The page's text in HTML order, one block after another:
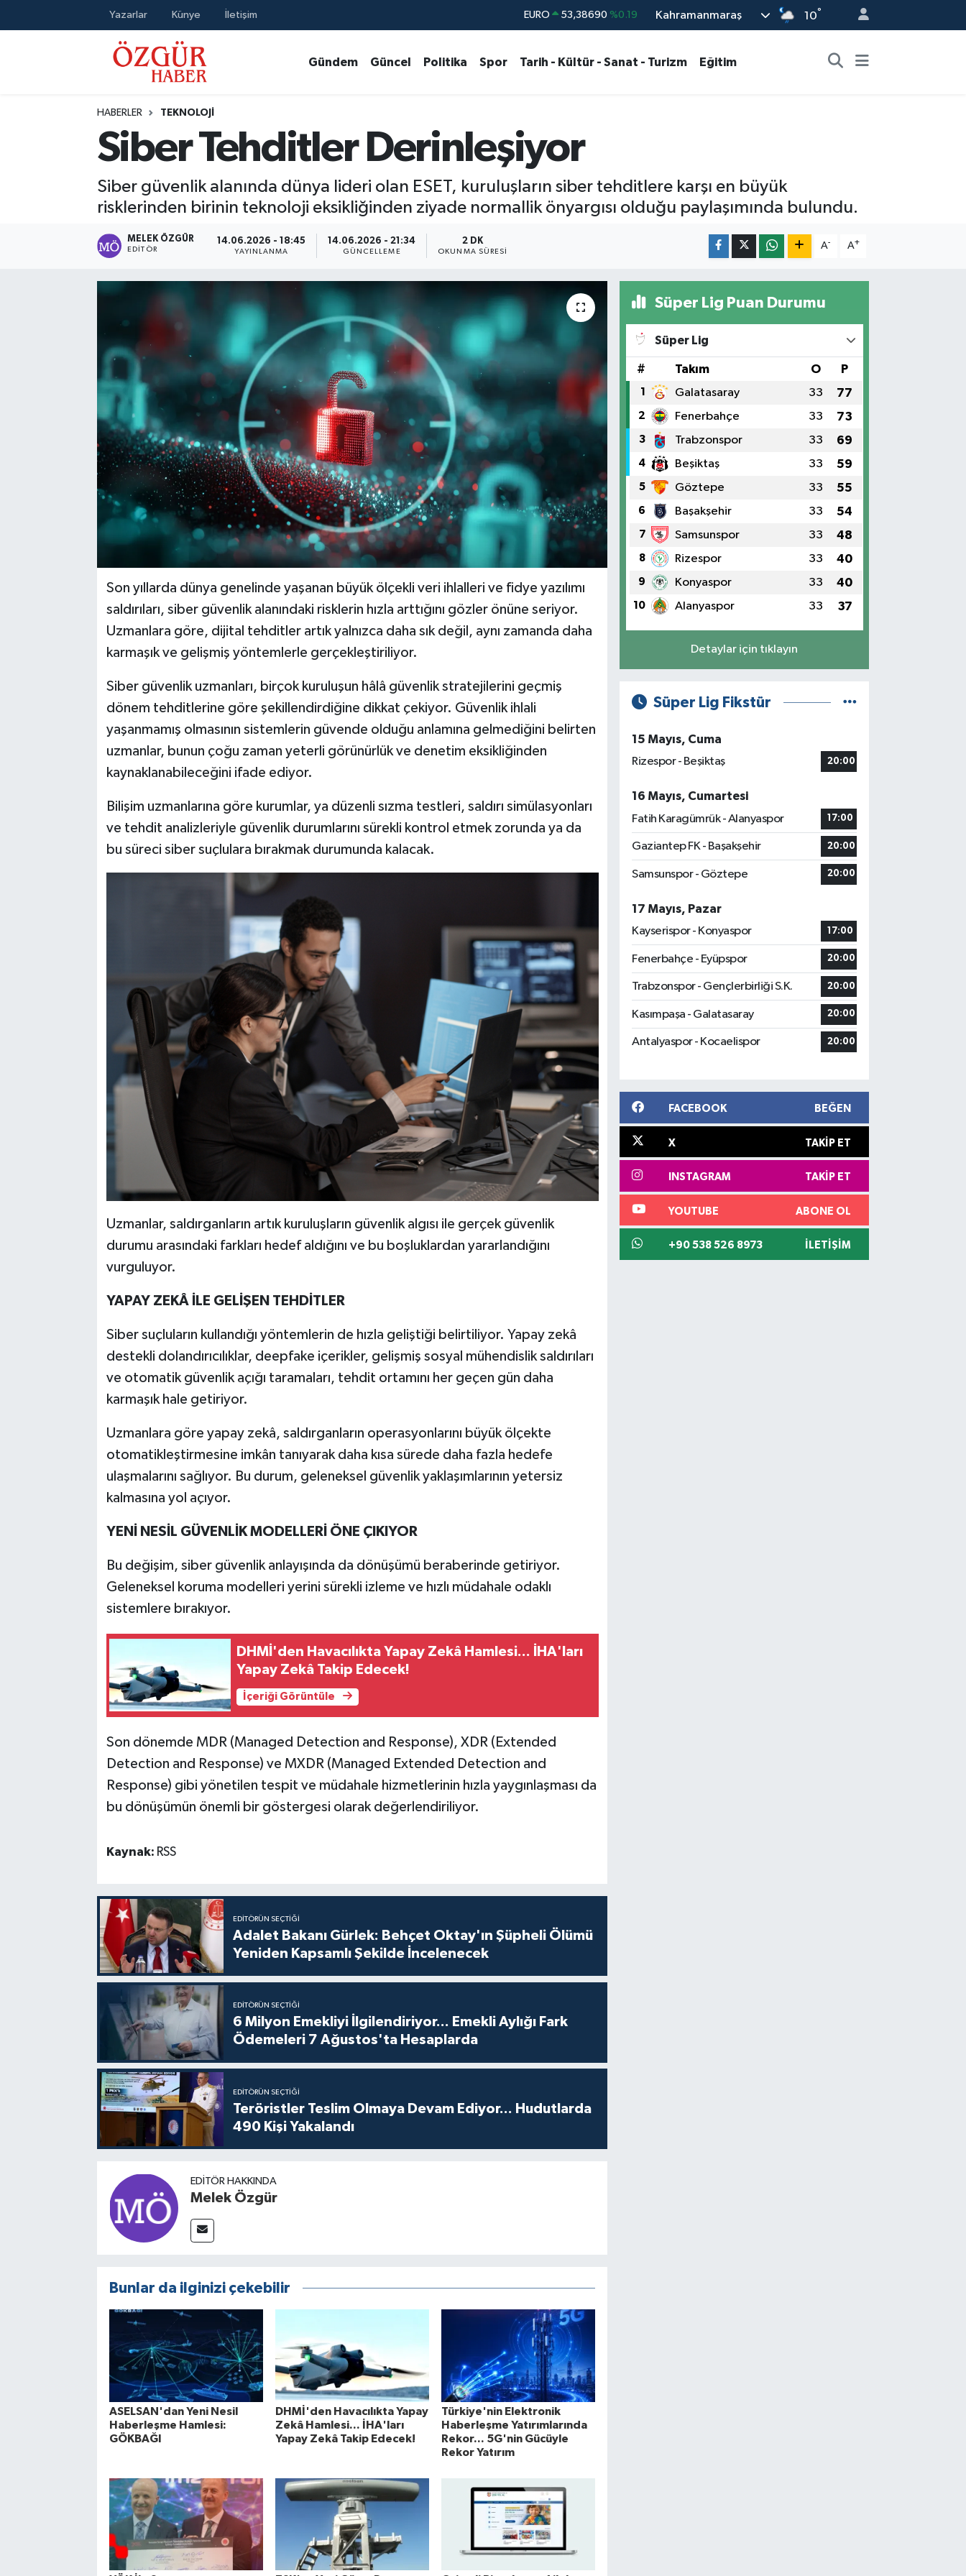
Yazarlar Künye İletişim STERLİN 61,60380 %0.18
BİST100 14.598,00 %0
EURO 53,38690
Kahramanmaraş 10°
Gündem Güncel Politika Spor Tarih - Kültür - Sanat - Turizm Eğitim
HABERLER TEKNOLOJI
Siber Tehditler Derinleşiyor
Siber güvenlik alanında dünya lideri olan ESET, kuruluşların siber tehditlere karşı en büyük
risklerinden birinin teknoloji eksikliğinden ziyade normallik önyargısı olduğu paylaşımında bulundu.
MELEK ÖZGÜR
EDITÖR
14.06.2026 - 18:45
YAYINLANMA
14.06.2026 - 21:34
GÜNCELLEME
2 DK
OKUNMA SÜRESI
A- A+
Son yıllarda dünya genelinde yaşanan büyük ölçekli veri ihlalleri ve fidye yazılımı
saldırıları, siber güvenlik alanındaki risklerin hızla arttığını gözler önüne seriyor.
Uzmanlara göre, dijital tehditler artık yalnızca daha sık değil, aynı zamanda daha
karmaşık ve gelişmiş yöntemlerle gerçekleştiriliyor.
Siber güvenlik uzmanları, birçok kuruluşun hâlâ güvenlik stratejilerini geçmiş
dönem tehditlerine göre şekillendirdiğine dikkat çekiyor. Güvenlik ihlali
yaşanmamış olmasının sistemlerin güvende olduğu anlamına gelmediğini belirten
uzmanlar, bunun çoğu zaman yeterli görünürlük ve denetim eksikliğinden
kaynaklanabileceğini ifade ediyor.
Bilişim uzmanlarına göre kurumlar, ya düzenli sızma testleri, saldırı simülasyonları
ve tehdit analizleriyle güvenlik durumlarını sürekli kontrol etmek zorunda ya da
bu süreci siber suçlulara bırakmak durumunda kalacak.
Uzmanlar, saldırganların artık kuruluşların güvenlik algısı ile gerçek güvenlik
durumu arasındaki farkları hedef aldığını ve bu boşluklardan yararlandığını
vurguluyor.
YAPAY ZEKÂ İLE GELİŞEN TEHDİTLER
Siber suçluların kullandığı yöntemlerin de hızla geliştiği belirtiliyor. Yapay zekâ
destekli dolandırıcılıklar, deepfake içerikler, gelişmiş sosyal mühendislik saldırıları
ve otomatik güvenlik açığı taramaları, tehdit ortamını her geçen gün daha
karmaşık hale getiriyor.
Uzmanlara göre yapay zekâ, saldırganların operasyonlarını büyük ölçekte
otomatikleştirmesine imkân tanıyarak daha kısa sürede daha fazla hedefe
ulaşmalarını sağlıyor. Bu durum, geleneksel güvenlik yaklaşımlarının yetersiz
kalmasına yol açıyor.
YENİ NESİL GÜVENLİK MODELLERİ ÖNE ÇIKIYOR
Bu değişim, siber güvenlik anlayışında da dönüşümü beraberinde getiriyor.
Geleneksel koruma modelleri yerini sürekli izleme ve hızlı müdahale odaklı
sistemlere bırakıyor.
DHMİ'den Havacılıkta Yapay Zekâ Hamlesi... İHA'ları
Yapay Zekâ Takip Edecek!
İçeriği Görüntüle
Son dönemde MDR (Managed Detection and Response), XDR (Extended
Detection and Response) ve MXDR (Managed Extended Detection and
Response) gibi yönetilen tespit ve müdahale hizmetlerinin hızla yaygınlaşması da
bu dönüşümün önemli bir göstergesi olarak değerlendiriliyor.
Kaynak: RSS
EDITÖRÜN SEÇTIĞI
Adalet Bakanı Gürlek: Behçet Oktay'ın Şüpheli Ölümü
Yeniden Kapsamlı Şekilde İncelenecek
EDITÖRÜN SEÇTIĞI
6 Milyon Emekliyi İlgilendiriyor... Emekli Aylığı Fark
Ödemeleri 7 Ağustos'ta Hesaplarda
EDITÖRÜN SEÇTIĞI
Teröristler Teslim Olmaya Devam Ediyor... Hudutlarda
490 Kişi Yakalandı
EDITÖR HAKKINDA
Melek Özgür
Bunlar da ilginizi çekebilir
ASELSAN'dan Yeni Nesil
Haberleşme Hamlesi:
GÖKBAĞI
DHMİ'den Havacılıkta Yapay
Zekâ Hamlesi... İHA'ları
Yapay Zekâ Takip Edecek!
Türkiye'nin Elektronik
Haberleşme Yatırımlarında
Rekor... 5G'nin Gücüyle
Rekor Yatırım
Süper Lig Puan Durumu
Süper Lig
# Takım O P
1 Galatasaray 33 77
2 Fenerbahçe 33 73
3 Trabzonspor 33 69
4 Beşiktaş 33 59
5 Göztepe 33 55
6 Başakşehir 33 54
7 Samsunspor 33 48
8 Rizespor 33 40
9 Konyaspor 33 40
10 Alanyaspor 33 37
Detaylar için tıklayın
Süper Lig Fikstür
15 Mayıs, Cuma
Rizespor - Beşiktaş
20:00
16 Mayıs, Cumartesi
Fatih Karagümrük - Alanyaspor
17:00
Gaziantep FK - Başakşehir 20:00
Samsunspor - Göztepe 20:00
17 Mayıs, Pazar
Kayserispor - Konyaspor
17:00
Fenerbahçe - Eyüpspor 20:00
Trabzonspor - Gençlerbirliği S.K. 20:00
Kasımpaşa - Galatasaray 20:00
Antalyaspor - Kocaelispor 20:00
FACEBOOK BEĞEN
X TAKIP ET
INSTAGRAM TAKIP ET
YOUTUBE ABONE OL
+90 538 526 8973 İLETIŞIM
MODA - GÜZELLİK
Tarih - Kültür - Sanat - Turizm
Nöbetçi Eczaneler
Namaz Vakitleri
Trafik Durumu
Süper Lig Puan Durumu ve Fikstür
Tüm Manşetler